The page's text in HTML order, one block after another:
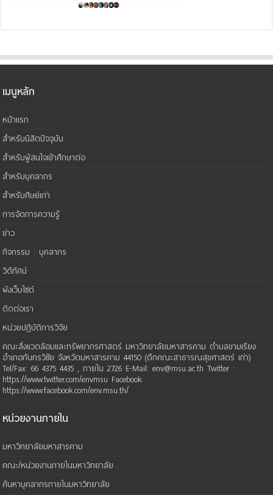
เมนูหลัก
หน้าแรก
สำหรับนิสิตปัจจุบัน
สำหรับผู้สนใจเข้าศึกษาต่อ
สำหรับบุคลากร
สำหรับศิษย์เก่า
การจัดการความรู้
ข่าว
กิจกรรม : บุคลากร
วิดีทัศน์
ผังเว็บไซต์
ติดต่อเรา
หน่วยปฏิบัติการวิจัย
คณะสิ่งแวดล้อมและทรัพยากรศาสตร์ มหาวิทยาลัยมหาสารคาม ตำบลขามเรียง
อำเภอกันทรวิชัย จังหวัดมหาสารคาม 44150 (ตึกคณะสาธารณสุขศาสตร์ เก่า)
Tel/Fax: 66 4375 4435 , ภายใน 2726 E-Mail: env@msu.ac.th Twitter :
https://www.twitter.com/envmsu Facebook:
https://www.facebook.com/env.msu.th/
หน่วยงานภายใน
มหาวิทยาลัยมหาสารคาม
คณะ/หน่วยงานภายในมหาวิทยาลัย
ค้นหาบุคลากรภายในมหาวิทยาลัย